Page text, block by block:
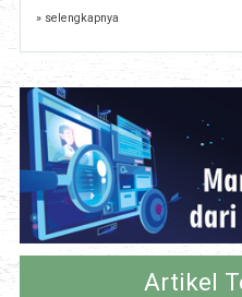
» selengkapnya
Artikel